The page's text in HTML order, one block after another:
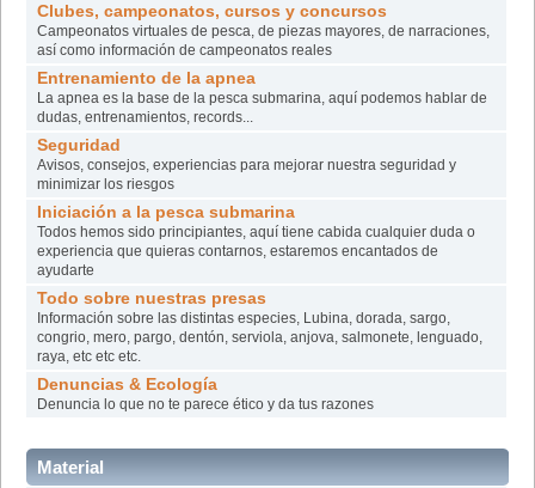
Clubes, campeonatos, cursos y concursos
Campeonatos virtuales de pesca, de piezas mayores, de narraciones,
así­ como información de campeonatos reales
Entrenamiento de la apnea
La apnea es la base de la pesca submarina, aquí podemos hablar de
dudas, entrenamientos, records...
Seguridad
Avisos, consejos, experiencias para mejorar nuestra seguridad y
minimizar los riesgos
Iniciación a la pesca submarina
Todos hemos sido principiantes, aquí tiene cabida cualquier duda o
experiencia que quieras contarnos, estaremos encantados de
ayudarte
Todo sobre nuestras presas
Información sobre las distintas especies, Lubina, dorada, sargo,
congrio, mero, pargo, dentón, serviola, anjova, salmonete, lenguado,
raya, etc etc etc.
Denuncias & Ecología
Denuncia lo que no te parece ético y da tus razones
Material